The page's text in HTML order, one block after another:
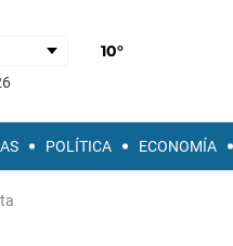
10°
POLÍTICA ECONOMÍA